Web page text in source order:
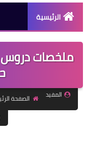
الرئيسية
ملخصات دروس
المفيد الصفحة